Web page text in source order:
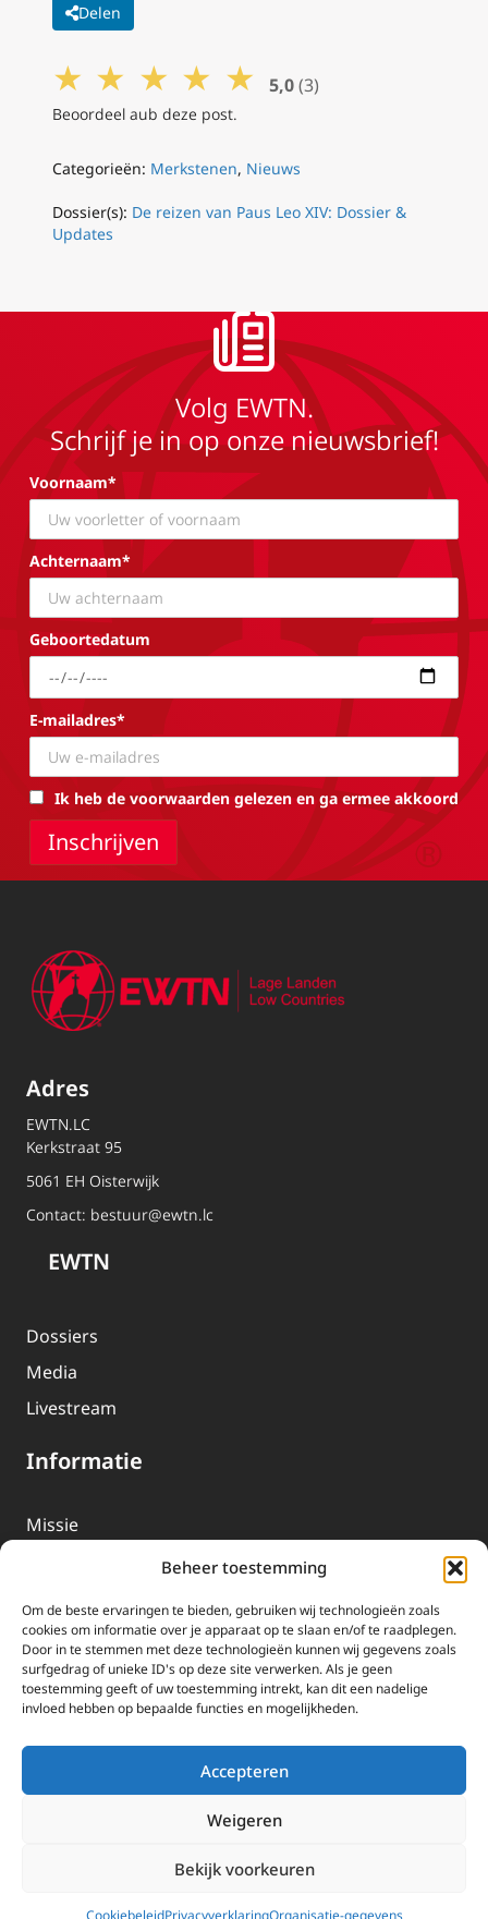
Beheer toestemming
Om de beste ervaringen te bieden, gebruiken wij technologieën zoals
cookies om informatie over je apparaat op te slaan en/of te raadplegen.
Door in te stemmen met deze technologieën kunnen wij gegevens zoals
surfgedrag of unieke ID's op deze site verwerken. Als je geen
toestemming geeft of uw toestemming intrekt, kan dit een nadelige
invloed hebben op bepaalde functies en mogelijkheden.
Accepteren
Weigeren
Bekijk voorkeuren
CookiebeleidPrivacyverklaringOrganisatie-gegevens
Delen
★ ★ ★ ★ ★ 5,0 (3)
Beoordeel aub deze post.
Categorieën: Merkstenen, Nieuws
Dossier(s): De reizen van Paus Leo XIV: Dossier &
Updates
Volg EWTN.
Schrijf je in op onze nieuwsbrief!
Voornaam*
Achternaam*
Geboortedatum
E-mailadres*
Ik heb de voorwaarden gelezen en ga ermee akkoord
Adres
EWTN.LC
Kerkstraat 95
5061 EH Oisterwijk
Contact: bestuur@ewtn.lc
EWTN
Dossiers
Media
Livestream
Informatie
Missie
EWTN-Team
Organisatiegegevens
Doneren
EWTN wordt uitsluitend gefinancierd door uw donaties.
Wij ontvangen bewust geen advertentie-inkomsten of
Landen |Cookies|Privacyverklaring